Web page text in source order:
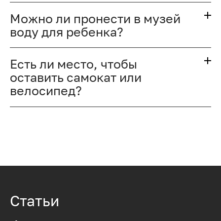
Можно ли пронести в музей
воду для ребенка?
Есть ли место, чтобы
оставить самокат или
велосипед?
Статьи